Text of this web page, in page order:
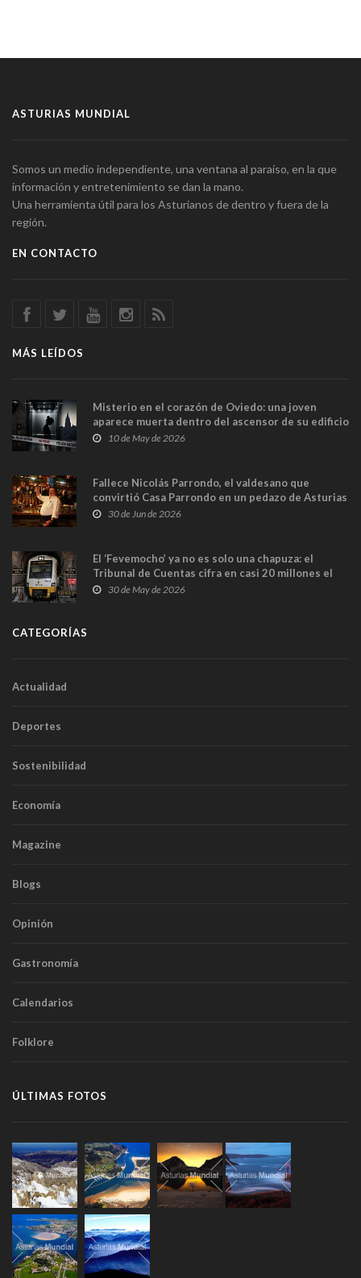
ASTURIAS MUNDIAL
Somos un medio independiente, una ventana al paraíso, en la que
información y entretenimiento se dan la mano.
Una herramienta útil para los Asturianos de dentro y fuera de la
región.
EN CONTACTO
MÁS LEÍDOS
Misterio en el corazón de Oviedo: una joven
aparece muerta dentro del ascensor de su edificio
y las cámaras captan sus últimos minutos
10 de May de 2026
Fallece Nicolás Parrondo, el valdesano que
convirtió Casa Parrondo en un pedazo de Asturias
en Madrid
30 de Jun de 2026
El ‘Fevemocho’ ya no es solo una chapuza: el
Tribunal de Cuentas cifra en casi 20 millones el
sobrecoste de los trenes que no cabían por los
30 de May de 2026
CATEGORÍAS
Actualidad
Deportes
Sostenibilidad
Economía
Magazine
Blogs
Opinión
Gastronomía
Calendarios
Folklore
ÚLTIMAS FOTOS